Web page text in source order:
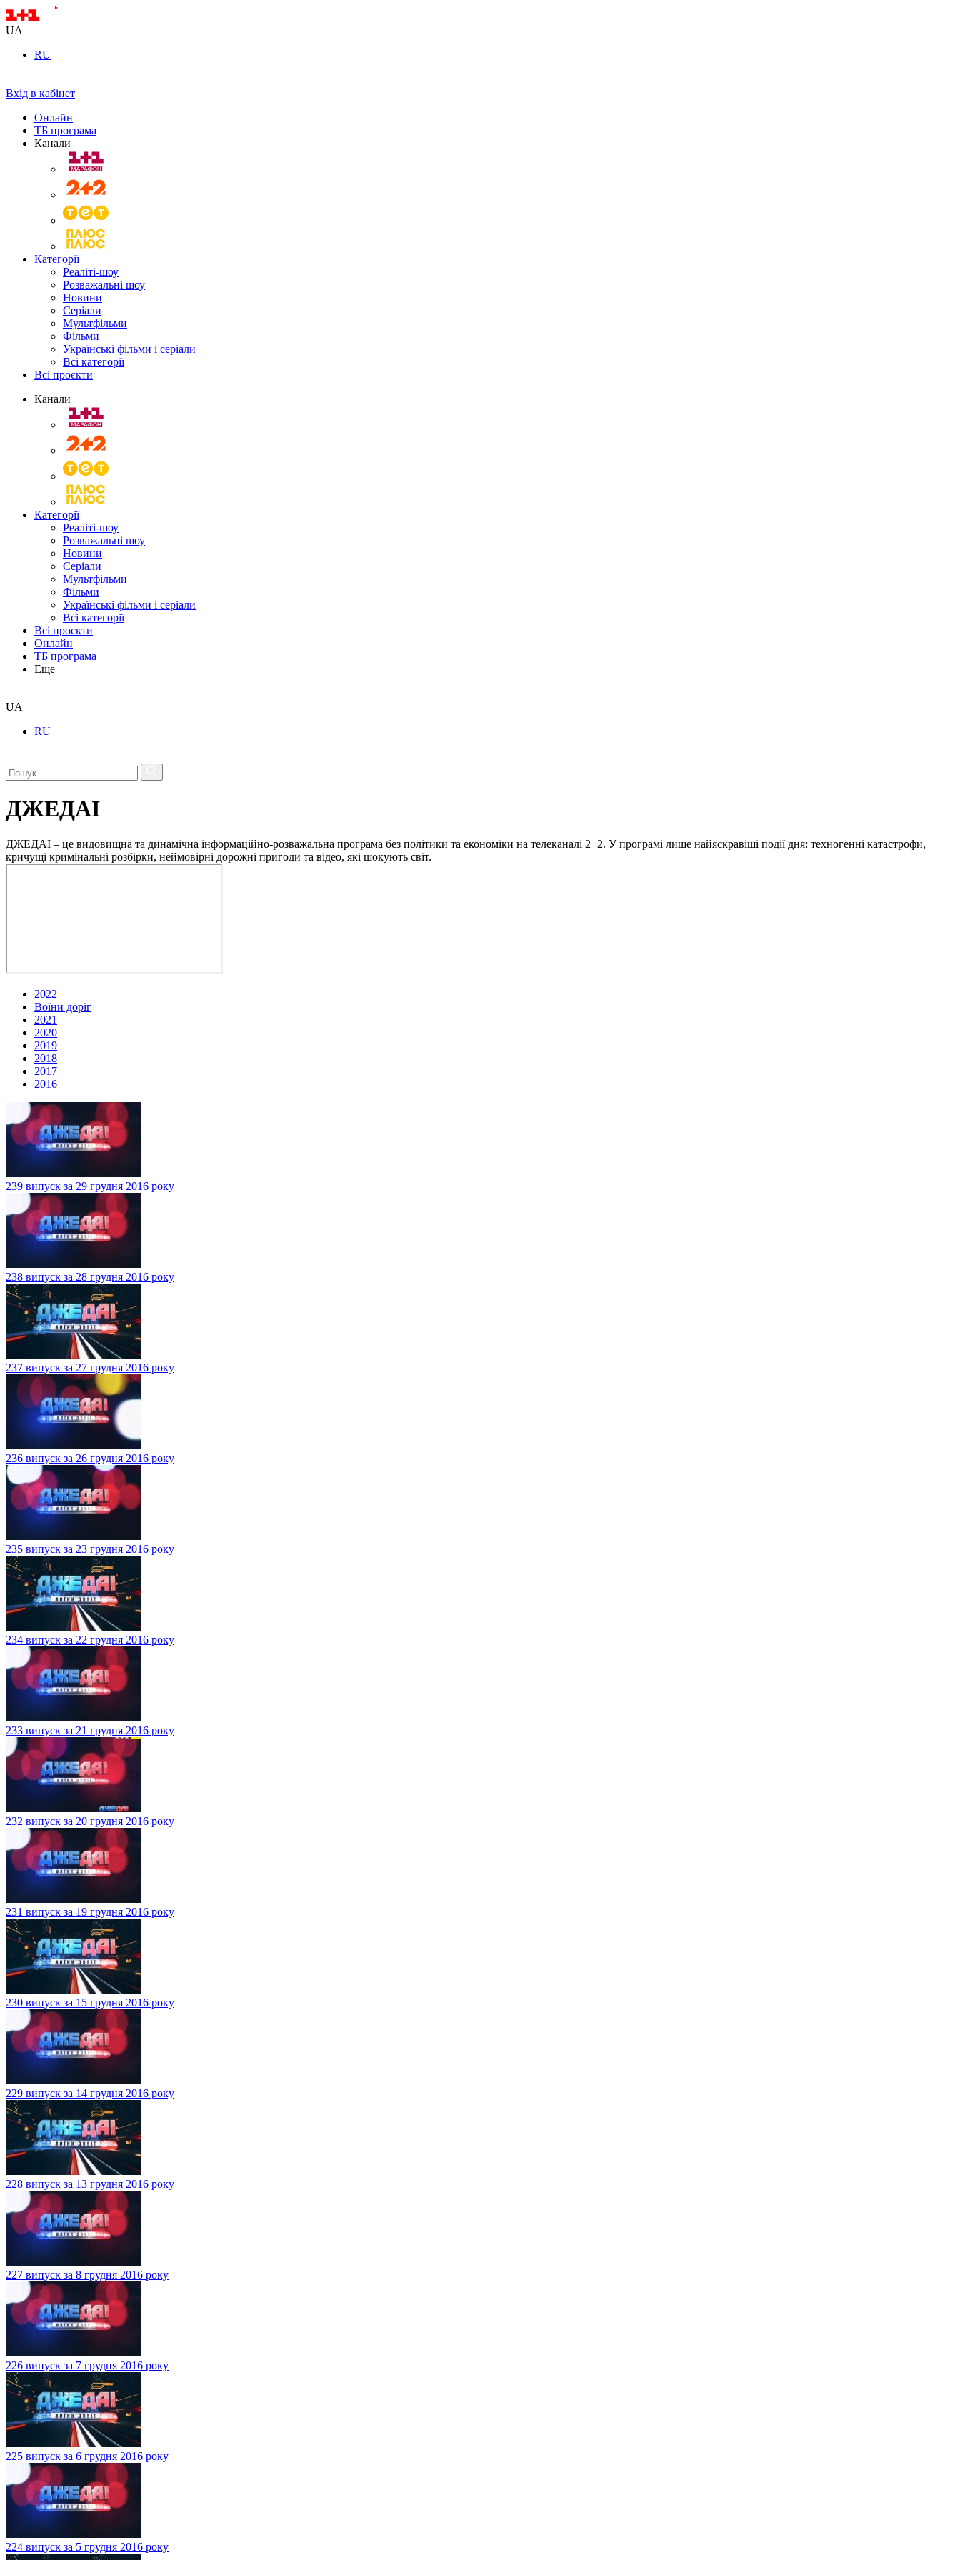
UA
RU
Вхід в кабінет
Онлайн
ТБ програма
Канали
Категорії
Реаліті-шоу
Розважальні шоу
Новини
Серіали
Мультфільми
Фільми
Українські фільми і серіали
Всі категорії
Всі проєкти
Канали
Категорії
Реаліті-шоу
Розважальні шоу
Новини
Серіали
Мультфільми
Фільми
Українські фільми і серіали
Всі категорії
Всі проєкти
Онлайн
ТБ програма
Еще
UA
RU
ДЖЕДАІ
ДЖЕДАІ – це видовищна та динамічна інформаційно-розважальна програма без політики та економіки на телеканалі 2+2. У програмі лише найяскравіші події дня: техногенні катастрофи,
кричущі кримінальні розбірки, неймовірні дорожні пригоди та відео, які шокують світ.
2022
Воїни доріг
2021
2020
2019
2018
2017
2016
239 випуск за 29 грудня 2016 року
238 випуск за 28 грудня 2016 року
237 випуск за 27 грудня 2016 року
236 випуск за 26 грудня 2016 року
235 випуск за 23 грудня 2016 року
234 випуск за 22 грудня 2016 року
233 випуск за 21 грудня 2016 року
232 випуск за 20 грудня 2016 року
231 випуск за 19 грудня 2016 року
230 випуск за 15 грудня 2016 року
229 випуск за 14 грудня 2016 року
228 випуск за 13 грудня 2016 року
227 випуск за 8 грудня 2016 року
226 випуск за 7 грудня 2016 року
225 випуск за 6 грудня 2016 року
224 випуск за 5 грудня 2016 року